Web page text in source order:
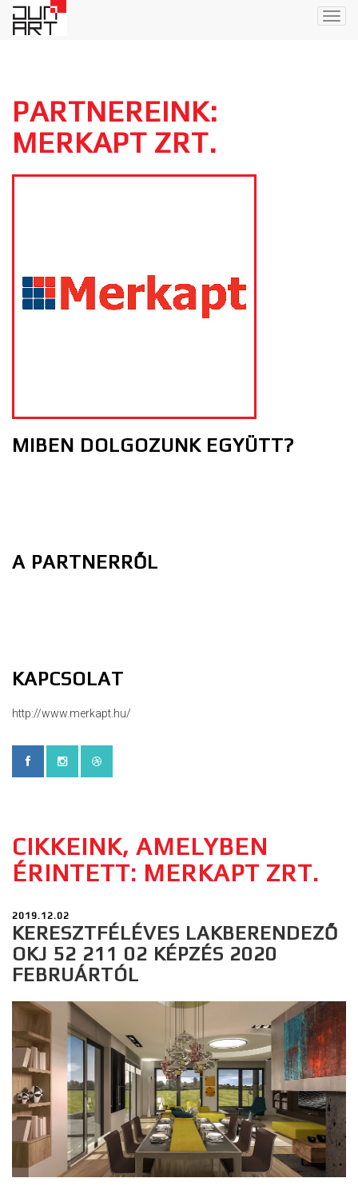
PARTNEREINK:
MERKAPT ZRT.
MIBEN DOLGOZUNK EGYÜTT?
A PARTNERRŐL
KAPCSOLAT
http://www.merkapt.hu/
CIKKEINK, AMELYBEN
ÉRINTETT: MERKAPT ZRT.
2019.12.02
KERESZTFÉLÉVES LAKBERENDEZŐ
OKJ 52 211 02 KÉPZÉS 2020
FEBRUÁRTÓL